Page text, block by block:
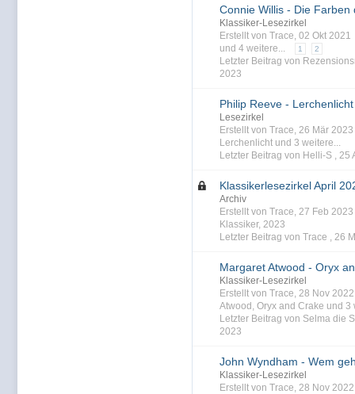
Connie Willis - Die Farben
Klassiker-Lesezirkel
Erstellt von Trace, 02 Okt 2021
und 4 weitere...
1 2
Letzter Beitrag von
2023
Philip Reeve - Lerchenlicht
Lesezirkel
Erstellt von Trace, 26 Mär
Lerchenlicht und 3 weitere...
Letzter Beitrag von Helli-S , 25
Klassikerlesezirkel April
Archiv
Erstellt von Trace, 27 Feb
Klassiker, 2023
Letzter Beitrag von Trace , 26
Margaret Atwood - Oryx
Klassiker-Lesezirkel
Erstellt von Trace, 28 Nov
Atwood , Oryx and Crake und 3
Letzter Beitrag von Selma die
2023
John Wyndham - Wem
Klassiker-Lesezirkel
Erstellt von Trace, 28 Nov